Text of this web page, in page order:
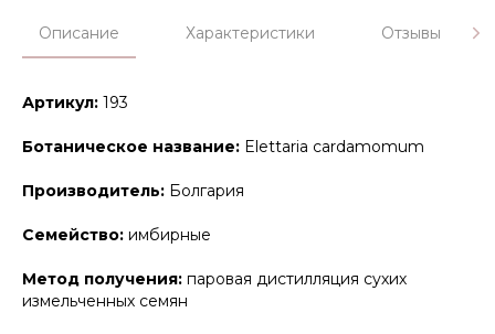
Описание Характеристики Отзывы
Артикул: 193
Ботаническое название: Elettaria cardamomum
Производитель: Болгария
Семейство: имбирные
Метод получения: паровая дистилляция сухих
измельченных семян